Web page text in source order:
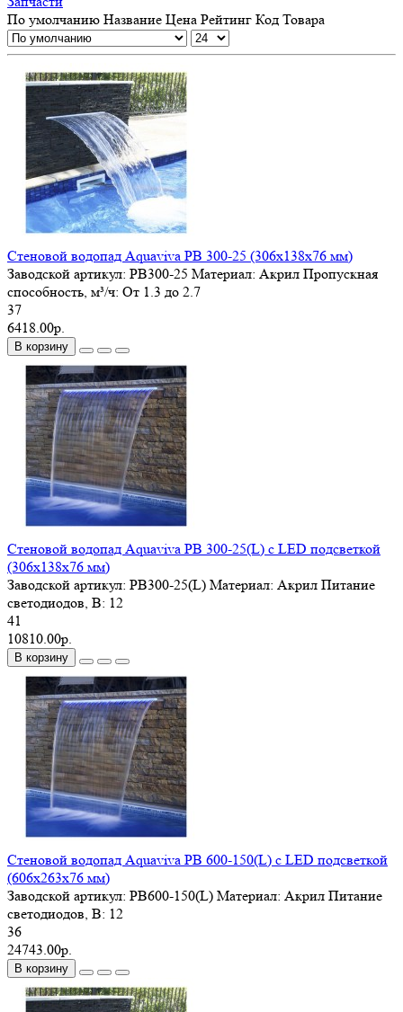
По умолчанию Название Цена Рейтинг Код Товара
Стеновой водопад Aquaviva PB 300-25 (306х138х76 мм)
Заводской артикул: PB300-25 Материал: Акрил Пропускная
способность, м³/ч: От 1.3 до 2.7
37
6418.00р.
В корзину
Стеновой водопад Aquaviva PB 300-25(L) с LED подсветкой
(306х138х76 мм)
Заводской артикул: PB300-25(L) Материал: Акрил Питание
светодиодов, В: 12
41
10810.00р.
В корзину
Стеновой водопад Aquaviva PB 600-150(L) с LED подсветкой
(606х263х76 мм)
Заводской артикул: PB600-150(L) Материал: Акрил Питание
светодиодов, В: 12
36
24743.00р.
В корзину